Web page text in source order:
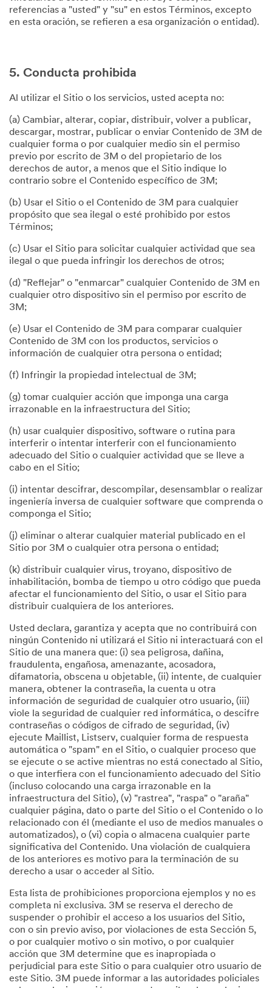
referencias a "usted" y "su" en estos Términos, excepto
en esta oración, se refieren a esa organización o entidad).
5. Conducta prohibida
Al utilizar el Sitio o los servicios, usted acepta no:
(a) Cambiar, alterar, copiar, distribuir, volver a publicar,
descargar, mostrar, publicar o enviar Contenido de 3M de
cualquier forma o por cualquier medio sin el permiso
previo por escrito de 3M o del propietario de los
derechos de autor, a menos que el Sitio indique lo
contrario sobre el Contenido específico de 3M;
(b) Usar el Sitio o el Contenido de 3M para cualquier
propósito que sea ilegal o esté prohibido por estos
Términos;
(c) Usar el Sitio para solicitar cualquier actividad que sea
ilegal o que pueda infringir los derechos de otros;
(d) "Reflejar" o "enmarcar" cualquier Contenido de 3M en
cualquier otro dispositivo sin el permiso por escrito de
3M;
(e) Usar el Contenido de 3M para comparar cualquier
Contenido de 3M con los productos, servicios o
información de cualquier otra persona o entidad;
(f) Infringir la propiedad intelectual de 3M;
(g) tomar cualquier acción que imponga una carga
irrazonable en la infraestructura del Sitio;
(h) usar cualquier dispositivo, software o rutina para
interferir o intentar interferir con el funcionamiento
adecuado del Sitio o cualquier actividad que se lleve a
cabo en el Sitio;
(i) intentar descifrar, descompilar, desensamblar o realizar
ingeniería inversa de cualquier software que comprenda o
componga el Sitio;
(j) eliminar o alterar cualquier material publicado en el
Sitio por 3M o cualquier otra persona o entidad;
(k) distribuir cualquier virus, troyano, dispositivo de
inhabilitación, bomba de tiempo u otro código que pueda
afectar el funcionamiento del Sitio, o usar el Sitio para
distribuir cualquiera de los anteriores.
Usted declara, garantiza y acepta que no contribuirá con
ningún Contenido ni utilizará el Sitio ni interactuará con el
Sitio de una manera que: (i) sea peligrosa, dañina,
fraudulenta, engañosa, amenazante, acosadora,
difamatoria, obscena u objetable, (ii) intente, de cualquier
manera, obtener la contraseña, la cuenta u otra
información de seguridad de cualquier otro usuario, (iii)
viole la seguridad de cualquier red informática, o descifre
contraseñas o códigos de cifrado de seguridad, (iv)
ejecute Maillist, Listserv, cualquier forma de respuesta
automática o "spam" en el Sitio, o cualquier proceso que
se ejecute o se active mientras no está conectado al Sitio,
o que interfiera con el funcionamiento adecuado del Sitio
(incluso colocando una carga irrazonable en la
infraestructura del Sitio), (v) "rastrea", "raspa" o "araña"
cualquier página, dato o parte del Sitio o el Contenido o lo
relacionado con él (mediante el uso de medios manuales o
automatizados), o (vi) copia o almacena cualquier parte
significativa del Contenido. Una violación de cualquiera
de los anteriores es motivo para la terminación de su
derecho a usar o acceder al Sitio.
Esta lista de prohibiciones proporciona ejemplos y no es
completa ni exclusiva. 3M se reserva el derecho de
suspender o prohibir el acceso a los usuarios del Sitio,
con o sin previo aviso, por violaciones de esta Sección 5,
o por cualquier motivo o sin motivo, o por cualquier
acción que 3M determine que es inapropiada o
perjudicial para este Sitio o para cualquier otro usuario de
este Sitio. 3M puede informar a las autoridades policiales